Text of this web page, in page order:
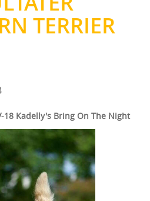
TERRIER
18 Kadelly's Bring On The Night